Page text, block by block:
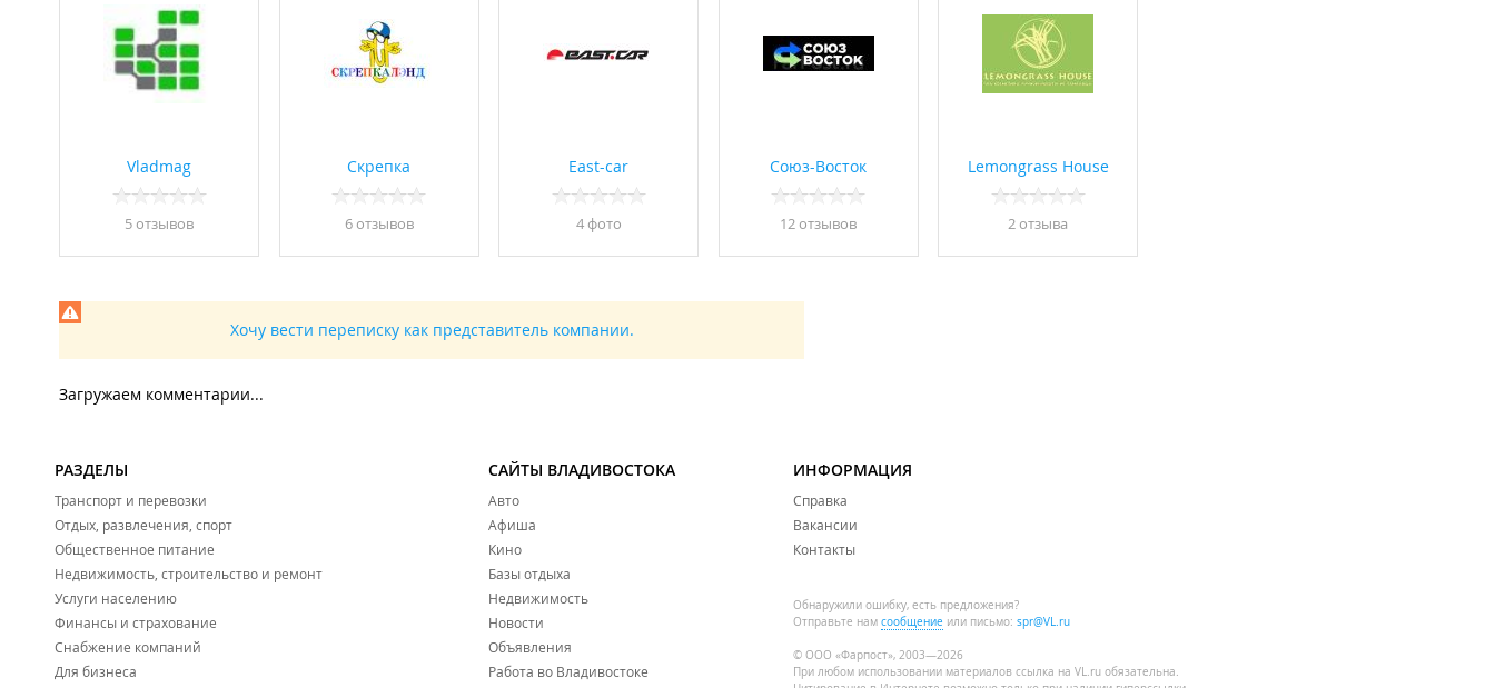
Vladmag
5 отзывов
Скрепка
6 отзывов
East-car
4 фото
Союз-Восток
12 отзывов
Lemongrass House
2 отзывa
Хочу вести переписку как представитель компании.
Загружаем комментарии...
РАЗДЕЛЫ
Транспорт и перевозки
Отдых, развлечения, спорт
Общественное питание
Недвижимость, строительство и ремонт
Услуги населению
Финансы и страхование
Снабжение компаний
Для бизнеса
САЙТЫ ВЛАДИВОСТОКА
Авто
Афиша
Кино
Базы отдыха
Недвижимость
Новости
Объявления
Работа во Владивостоке
ИНФОРМАЦИЯ
Справка
Вакансии
Контакты
Обнаружили ошибку, есть предложения?
Отправьте нам сообщение или письмо: spr@VL.ru
© ООО «Фарпост», 2003—2026
При любом использовании материалов ссылка на VL.ru обязательна.